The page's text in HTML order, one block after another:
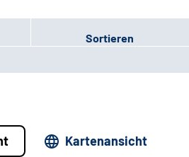
Sortieren
Kartenansicht